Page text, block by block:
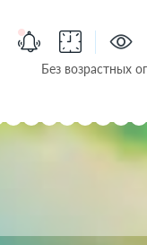
Без возрастных